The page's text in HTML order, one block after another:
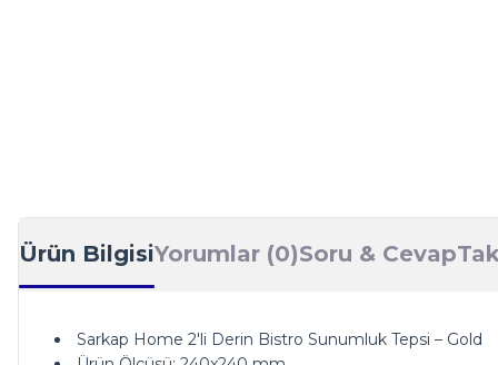
Ürün BilgisiYorumlar (0)Soru & Cevap
Sarkap Home 2'li Derin Bistro Sunumluk Tepsi – Gold